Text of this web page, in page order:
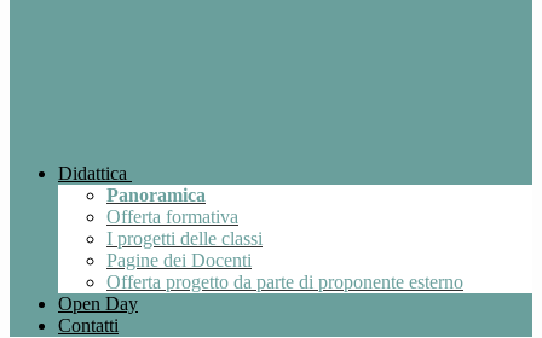
Didattica
Panoramica
Offerta formativa
I progetti delle classi
Pagine dei Docenti
Offerta progetto da parte di proponente esterno
Open Day
Contatti